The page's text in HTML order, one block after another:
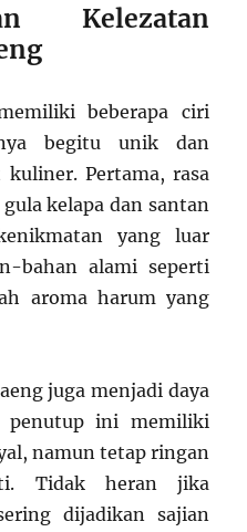
Kelezatan
beberapa ciri
begitu unik dan
Pertama, rasa
kelapa dan santan
yang luar
bahan alami seperti
aroma harum yang
juga menjadi daya
penutup ini memiliki
namun tetap ringan
Tidak heran jika
dijadikan sajian